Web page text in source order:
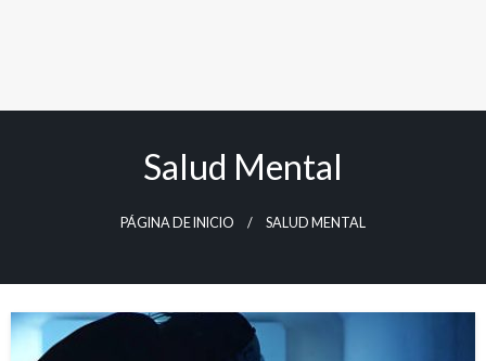
Salud Mental
PÁGINA DE INICIO SALUD MENTAL